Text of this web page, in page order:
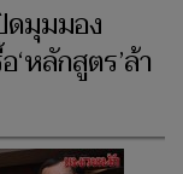
ดมุมมอง
หลักสูตร’ล้า